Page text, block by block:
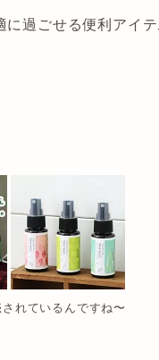
に過ごせる便利アイ
れているんですね〜